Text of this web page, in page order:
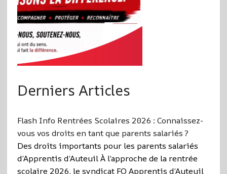
Derniers Articles
Flash Info Rentrées Scolaires 2026 : Connaissez-
vous vos droits en tant que parents salariés ?
Des droits importants pour les parents salariés
d’Apprentis d’Auteuil À l’approche de la rentrée
scolaire 2026, le syndicat FO Apprentis d’Auteuil